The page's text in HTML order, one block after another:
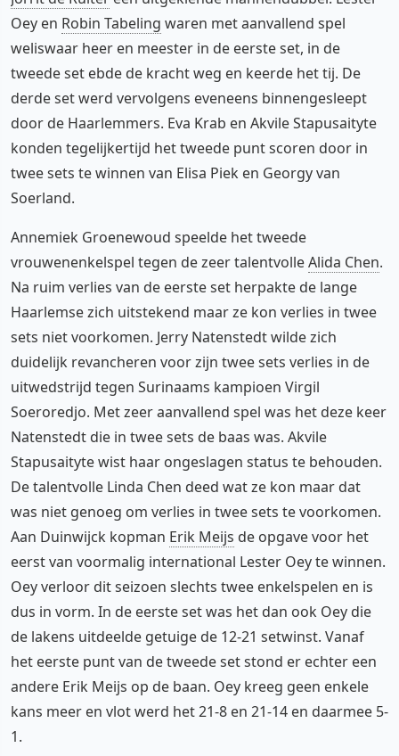
Oey en Robin Tabeling waren met aanvallend spel
weliswaar heer en meester in de eerste set, in de
tweede set ebde de kracht weg en keerde het tij. De
derde set werd vervolgens eveneens binnengesleept
door de Haarlemmers. Eva Krab en Akvile Stapusaityte
konden tegelijkertijd het tweede punt scoren door in
twee sets te winnen van Elisa Piek en Georgy van
Soerland.
Annemiek Groenewoud speelde het tweede
vrouwenenkelspel tegen de zeer talentvolleAlida Chen.
Na ruim verlies van de eerste set herpakte de lange
Haarlemse zich uitstekend maar ze kon verlies in twee
sets niet voorkomen. Jerry Natenstedt wilde zich
duidelijk revancheren voor zijn twee sets verlies in de
uitwedstrijd tegen Surinaams kampioen Virgil
Soeroredjo. Met zeer aanvallend spel was het deze keer
Natenstedt die in twee sets de baas was. Akvile
Stapusaityte wist haar ongeslagen status te behouden.
De talentvolle Linda Chen deed wat ze kon maar dat
was niet genoeg om verlies in twee sets te voorkomen.
Aan Duinwijck kopman Erik Meijs de opgave voor het
eerst van voormalig international Lester Oey te winnen.
Oey verloor dit seizoen slechts twee enkelspelen en is
dus in vorm. In de eerste set was het dan ook Oey die
de lakens uitdeelde getuige de 12-21 setwinst. Vanaf
het eerste punt van de tweede set stond er echter een
andere Erik Meijs op de baan. Oey kreeg geen enkele
kans meer en vlot werd het 21-8 en 21-14 en daarmee 5-
1.